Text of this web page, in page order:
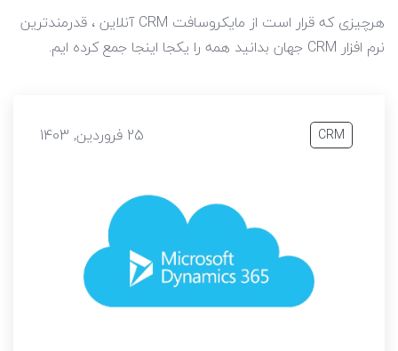
هرچیزی که قرار است از مایکروسافت CRM آنلاین ، قدرمندترین
نرم افزار CRM جهان بدانید همه را یکجا اینجا جمع کرده ایم.
CRM 25 فروردین, 1403